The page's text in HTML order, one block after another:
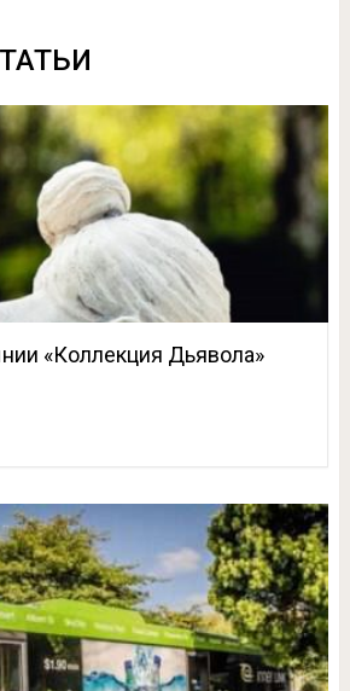
«Коллекция Дьявола»